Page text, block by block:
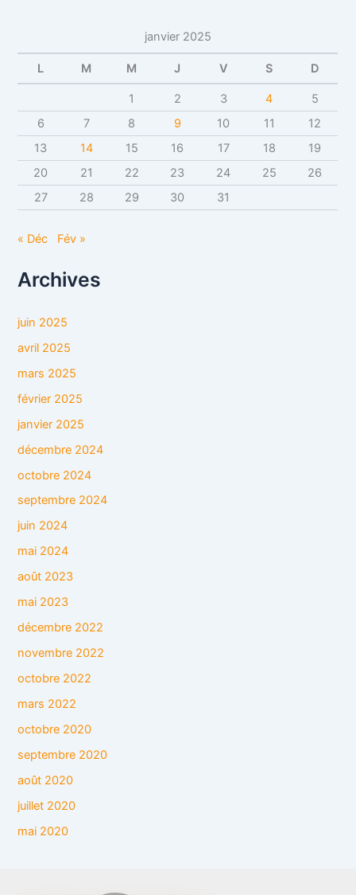
janvier 2025
L M M J V S D
1 2 3 4
5
6
7 8 9 10 11
12
13
14 15 16 17 18
19
20
21 22 23 24 25
26
27
28 29 30 31
« Déc Fév »
Archives
juin 2025
avril 2025
mars 2025
février 2025
janvier 2025
décembre 2024
octobre 2024
septembre 2024
juin 2024
mai 2024
août 2023
mai 2023
décembre 2022
novembre 2022
octobre 2022
mars 2022
octobre 2020
septembre 2020
août 2020
juillet 2020
mai 2020